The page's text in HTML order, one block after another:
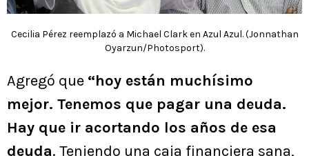
Cecilia Pérez reemplazó a Michael Clark en Azul Azul. (Jonnathan
Oyarzun/Photosport).
Agregó que “hoy están muchísimo
mejor. Tenemos que pagar una deuda.
Hay que ir acortando los años de esa
deuda. Teniendo una caja financiera sana,